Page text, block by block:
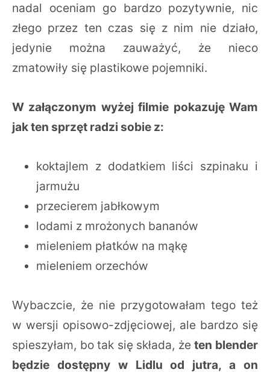
nadal oceniam go bardzo pozytywnie, nic
złego przez ten czas się z nim nie działo,
jedynie można zauważyć, że nieco
zmatowiły się plastikowe pojemniki.
W załączonym wyżej filmie pokazuję Wam
jak ten sprzęt radzi sobie z:
koktajlem z dodatkiem liści szpinaku i
jarmużu
przecierem jabłkowym
lodami z mrożonych bananów
mieleniem płatków na mąkę
mieleniem orzechów
Wybaczcie, że nie przygotowałam tego też
w wersji opisowo-zdjęciowej, ale bardzo się
spieszyłam, bo tak się składa, żeten blender
będzie dostępny w Lidlu od jutra, a on